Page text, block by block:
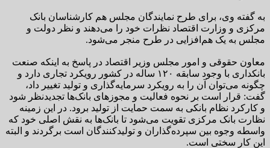
به گفته وی، برای طرح نمایندگان مجلس هم کارشناسان بانک
مرکزی و وزارت اقتصاد نظرات خود را می‌دهند و نظر دولت و
مجلس به یک هم‌افزایی در طرح منجر می‌شود.
معاون حقوقی و امور مجلس وزیر اقتصاد در پاسخ به اینکه صنعت
بانکداری با وجود سابقه ۱۲۰ ساله در کشور رویکرد تجاری دارد و
چگونه می‌توان آن را به رویکرد سرمایه‌گذاری و تولید تغییر داد،
گفت: قرار است بر نحوه فعالیت و مجوز‌های بانک‌ها تجدیدنظر شود
و کارکرد نظام بانکی به سمت حمایت از تولید برود. در این زمینه
نظارت بانک مرکزی تقویت می‌شود تا بانک‌ها به نقش اصلی خود که
واسطه وجوه بین سپرده‌گذاران و تولیدکنندگان است برگردند و البته
این کار سختی است.